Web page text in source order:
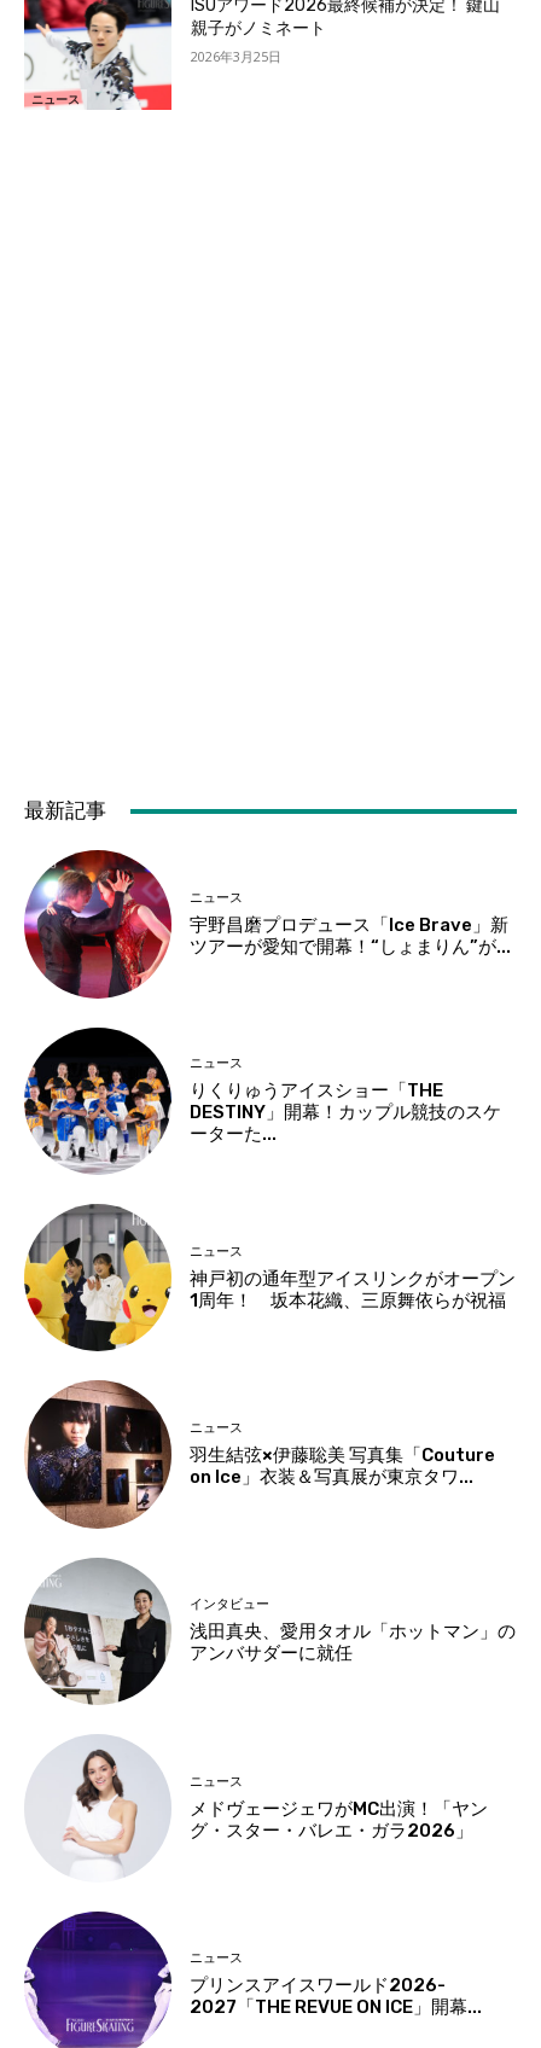
ニュース
ISUアワード2026最終候補が決定！ 鍵山
親子がノミネート
2026年3月25日
最新記事
ニュース
宇野昌磨プロデュース「Ice Brave」新
ツアーが愛知で開幕！“しょまりん”が...
ニュース
りくりゅうアイスショー「THE
DESTINY」開幕！カップル競技のスケ
ーターた...
ニュース
神戸初の通年型アイスリンクがオープン
1周年！ 坂本花織、三原舞依らが祝福
ニュース
羽生結弦×伊藤聡美 写真集「Couture
on Ice」衣装＆写真展が東京タワ...
インタビュー
浅田真央、愛用タオル「ホットマン」の
アンバサダーに就任
ニュース
メドヴェージェワがMC出演！「ヤン
グ・スター・バレエ・ガラ2026」
ニュース
プリンスアイスワールド2026-
2027「THE REVUE ON ICE」開幕...